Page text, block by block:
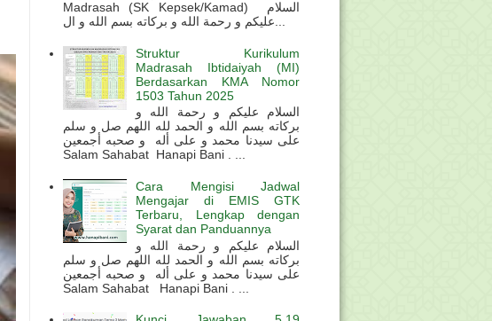
Madrasah (SK Kepsek/Kamad) السلام
Struktur Kurikulum
Madrasah Ibtidaiyah (MI)
Berdasarkan KMA Nomor
1503 Tahun 2025
السلام عليكم و رحمة الله و
بركاته بسم الله و الحمد لله اللهم صل و سلم
على سيدنا محمد و على أله و صحبه أجمعين
Salam Sahabat Hanapi Bani . ...
Cara Mengisi Jadwal
Mengajar di EMIS GTK
Terbaru, Lengkap dengan
Syarat dan Panduannya
السلام عليكم و رحمة الله و
بركاته بسم الله و الحمد لله اللهم صل و سلم
على سيدنا محمد و على أله و صحبه أجمعين
Salam Sahabat Hanapi Bani . ...